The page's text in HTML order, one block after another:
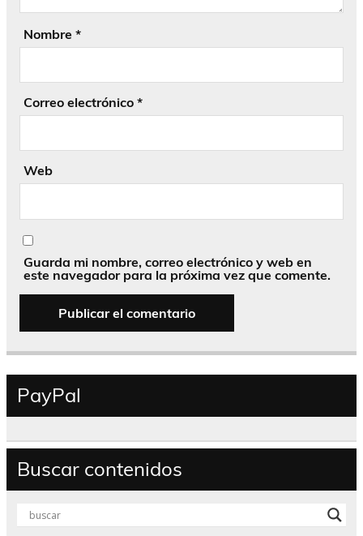
Nombre *
Correo electrónico *
Web
Guarda mi nombre, correo electrónico y web en
este navegador para la próxima vez que comente.
PayPal
Buscar contenidos